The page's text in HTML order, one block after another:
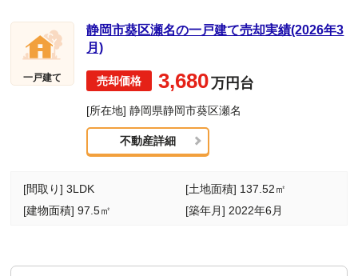
一戸建て
静岡市葵区瀬名の一戸建て売却実績(2026年3
月)
3,680万円台
[所在地] 静岡県静岡市葵区瀬名
不動産詳細
[間取り] 3LDK
[土地面積] 137.52㎡
[建物面積] 97.5㎡
[築年月] 2022年6月